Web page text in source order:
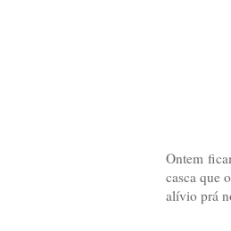
Ontem
casca que
alívio prá